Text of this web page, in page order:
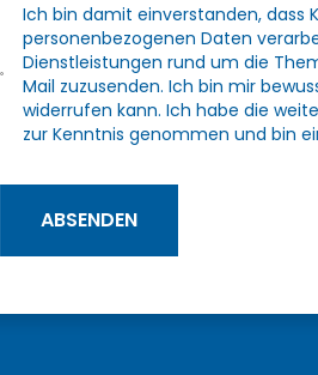
Ich bin damit einverstanden, dass
personenbezogenen Daten
Dienstleistungen rund um die
Mail zuzusenden. Ich bin mir
widerrufen kann. Ich habe die
zur Kenntnis genommen und bin
ABSENDEN